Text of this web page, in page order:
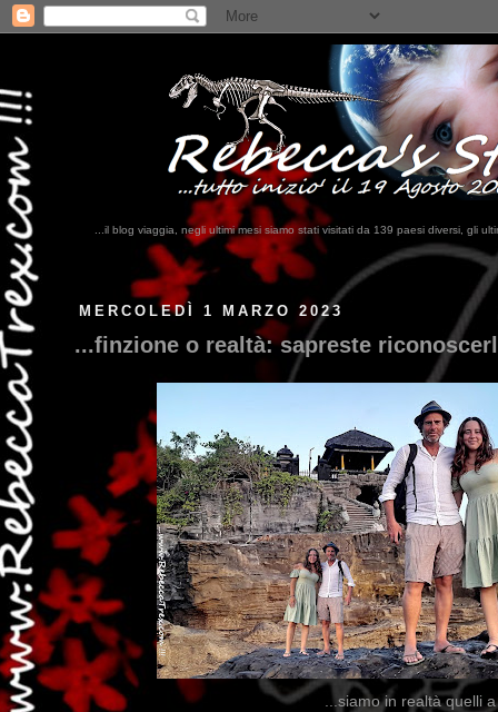
...il blog viaggia, negli ultimi mesi siamo stati visitati da 139 paesi diversi, gli
MERCOLEDÌ 1 MARZO 2023
...finzione o realtà: sapreste
...siamo in realtà quelli